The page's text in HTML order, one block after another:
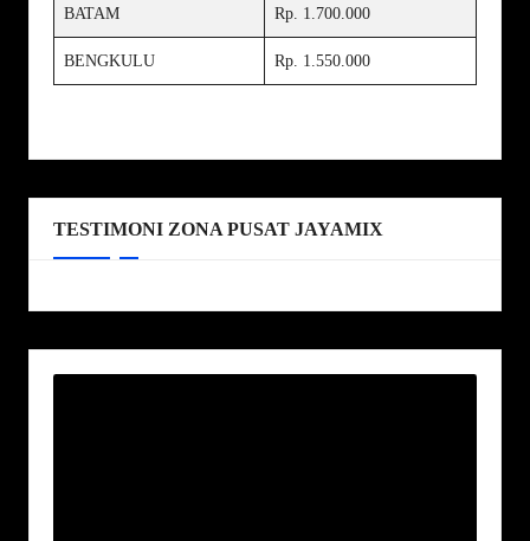
BATAM Rp. 1.700.000
BENGKULU Rp. 1.550.000
TESTIMONI ZONA PUSAT JAYAMIX